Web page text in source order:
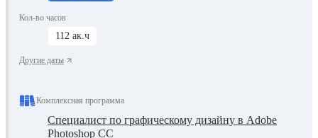
Кол-во часов
112 ак.ч
Другие даты
Комплексная программа
Специалист по графическому дизайну в Adobe
Photoshop CC